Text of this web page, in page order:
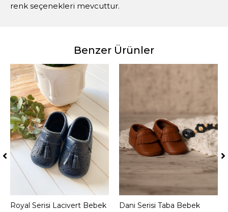
renk seçenekleri mevcuttur.
Benzer Ürünler
Sepete Ekle
Royal Serisi Lacivert Bebek
Sepete Ekle
Dani Serisi Taba Bebek